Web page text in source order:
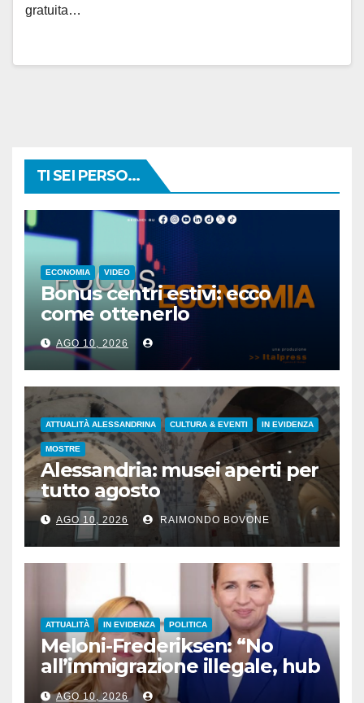
gratuita…
TI SEI PERSO...
ECONOMIA VIDEO
Bonus centri estivi: ecco
come ottenerlo
AGO 10, 2026
ATTUALITÀ ALESSANDRINA CULTURA & EVENTI IN EVIDENZA
MOSTRE
Alessandria: musei aperti per
tutto agosto
AGO 10, 2026 RAIMONDO BOVONE
ATTUALITÀ IN EVIDENZA POLITICA
Meloni-Frederiksen: “No
all’immigrazione illegale, hub
di rimpatrio in Paesi terzi”
AGO 10, 2026